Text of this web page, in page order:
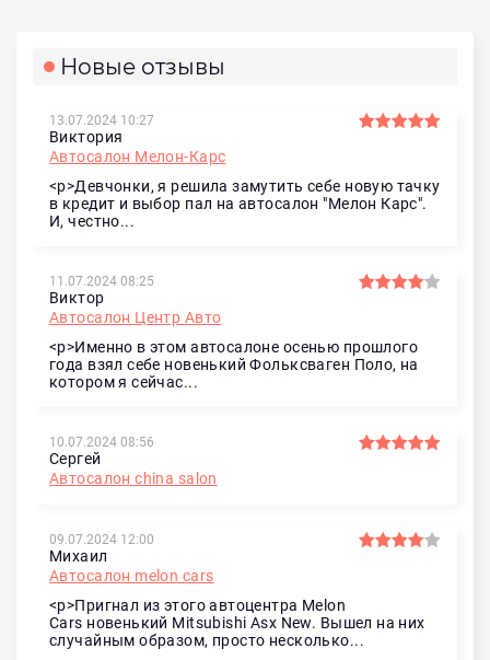
Новые отзывы
13.07.2024 10:27
Виктория
Автосалон Мелон-Карс
<p>Девчонки, я решила замутить себе новую тачку
в кредит и выбор пал на автосалон "Мелон Карс".
И, честно...
11.07.2024 08:25
Виктор
Автосалон Центр Авто
<p>Именно в этом автосалоне осенью прошлого
года взял себе новенький Фольксваген Поло, на
котором я сейчас...
10.07.2024 08:56
Сергей
Автосалон china salon
09.07.2024 12:00
Михаил
Автосалон melon cars
<p>Пригнал из этого автоцентра Melon
Cars новенький Mitsubishi Asx New. Вышел на них
случайным образом, просто несколько...